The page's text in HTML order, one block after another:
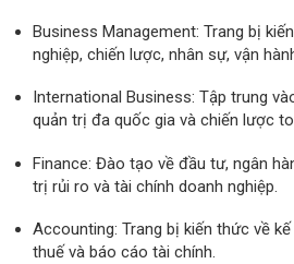
Business Management: Trang bị
nghiệp, chiến lược, nhân sự, vận
International Business: Tập trung
quản trị đa quốc gia và chiến lược
Finance: Đào tạo về đầu tư, ngân
trị rủi ro và tài chính doanh nghiệp.
Accounting: Trang bị kiến thức về
thuế và báo cáo tài chính.